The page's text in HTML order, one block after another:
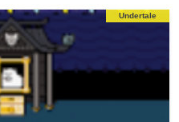
Undertale